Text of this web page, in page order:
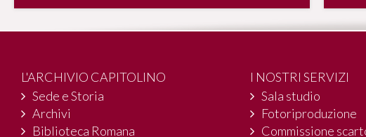
L'ARCHIVIO CAPITOLINO
Sede e Storia
Archivi
Biblioteca Romana
I NOSTRI SERVIZI
Sala studio
Fotoriproduzione
Commissione